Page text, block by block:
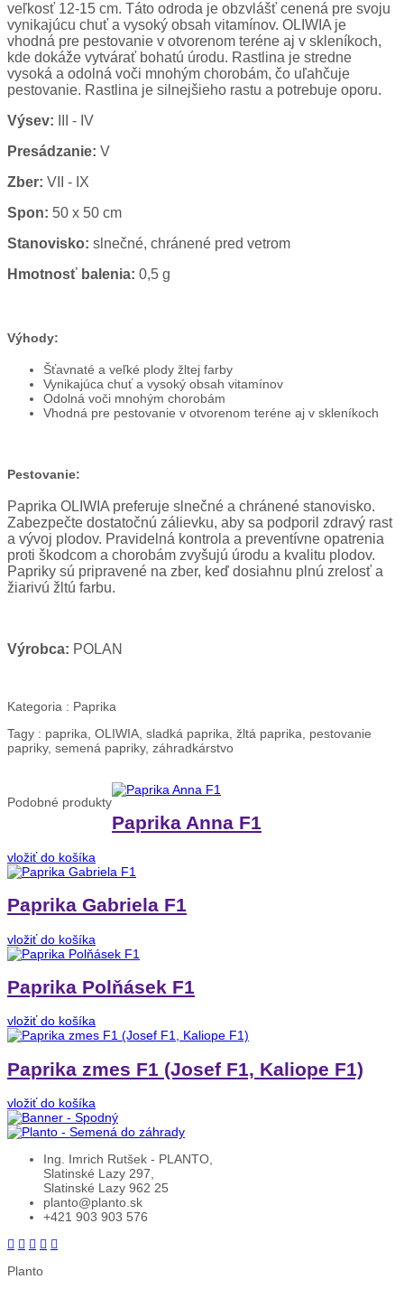
veľkosť 12-15 cm. Táto odroda je obzvlášť cenená pre svoju
vynikajúcu chuť a vysoký obsah vitamínov. OLIWIA je
vhodná pre pestovanie v otvorenom teréne aj v skleníkoch,
kde dokáže vytvárať bohatú úrodu. Rastlina je stredne
vysoká a odolná voči mnohým chorobám, čo uľahčuje
pestovanie. Rastlina je silnejšieho rastu a potrebuje oporu.
Výsev: III - IV
Presádzanie: V
Zber: VII - IX
Spon: 50 x 50 cm
Stanovisko: slnečné, chránené pred vetrom
Hmotnosť balenia: 0,5 g
Výhody:
Šťavnaté a veľké plody žltej farby
Vynikajúca chuť a vysoký obsah vitamínov
Odolná voči mnohým chorobám
Vhodná pre pestovanie v otvorenom teréne aj v skleníkoch
Pestovanie:
Paprika OLIWIA preferuje slnečné a chránené stanovisko.
Zabezpečte dostatočnú zálievku, aby sa podporil zdravý rast
a vývoj plodov. Pravidelná kontrola a preventívne opatrenia
proti škodcom a chorobám zvyšujú úrodu a kvalitu plodov.
Papriky sú pripravené na zber, keď dosiahnu plnú zrelosť a
žiarivú žltú farbu.
Výrobca: POLAN
Kategoria : Paprika
Tagy : paprika, OLIWIA, sladká paprika, žltá paprika, pestovanie
papriky, semená papriky, záhradkárstvo
Podobné produkty
Paprika Anna F1
vložiť do košíka
Paprika Gabriela F1
vložiť do košíka
Paprika Polňásek F1
vložiť do košíka
Paprika zmes F1 (Josef F1, Kaliope F1)
vložiť do košíka
Ing. Imrich Rutšek - PLANTO,
Slatinské Lazy 297,
Slatinské Lazy 962 25
planto@planto.sk
+421 903 903 576
Planto